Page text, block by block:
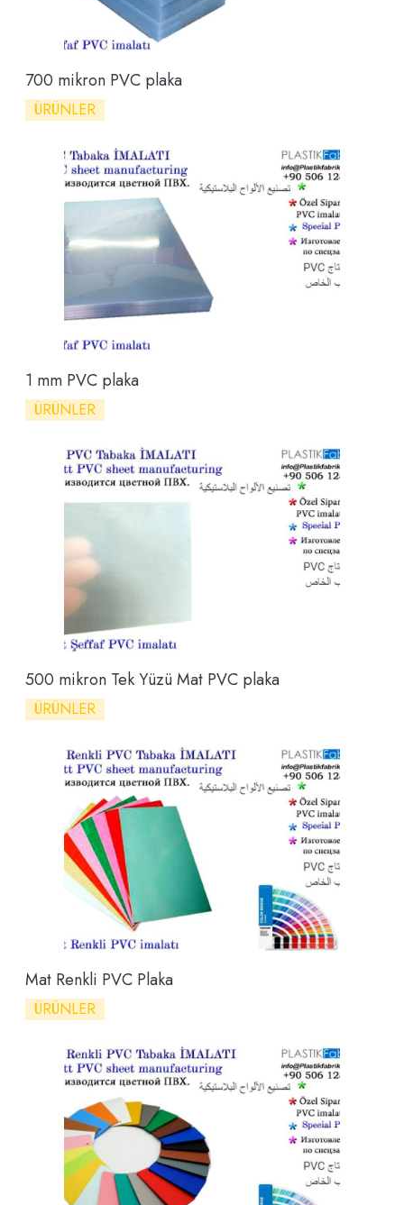
700 mikron PVC plaka
ÜRÜNLER
1 mm PVC plaka
ÜRÜNLER
500 mikron Tek Yüzü Mat PVC plaka
ÜRÜNLER
Mat Renkli PVC Plaka
ÜRÜNLER